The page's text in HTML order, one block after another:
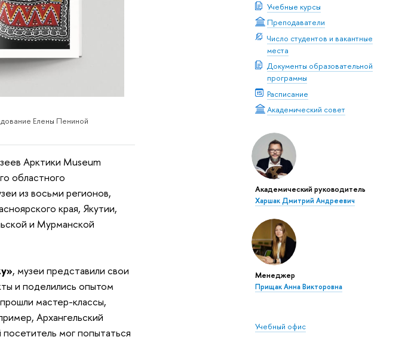
Учебные курсы
Преподаватели
Число студентов и вакантные
места
Документы образовательной
программы
Расписание
Академический совет
Академический руководитель
Харшак Дмитрий Андреевич
Менеджер
Прищак Анна Викторовна
Учебный офис
Елены Пениной
Арктики Museum
областного
из восьми регионов,
края, Якутии,
и Мурманской
, музеи представили свои
и поделились опытом
мастер-классы,
Архангельский
мог попытаться